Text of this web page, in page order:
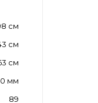
см
см
см
мм
89